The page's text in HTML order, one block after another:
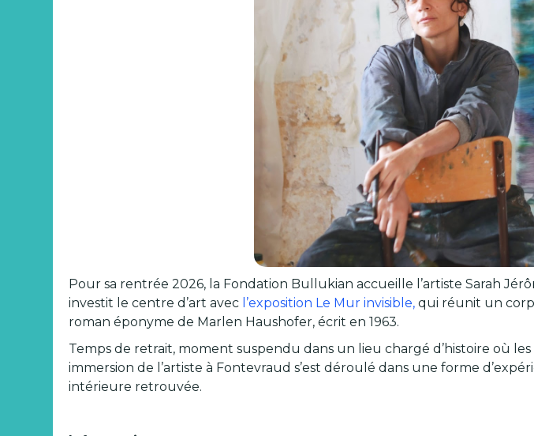
Pour sa rentrée 2026, la Fondation Bullukian accueille l’artiste Sarah
investit le centre d’art avec l’exposition Le Mur invisible, qui réunit un
roman éponyme de Marlen Haushofer, écrit en 1963.
Temps de retrait, moment suspendu dans un lieu chargé d’histoire où
immersion de l’artiste à Fontevraud s’est déroulé dans une forme
intérieure retrouvée.